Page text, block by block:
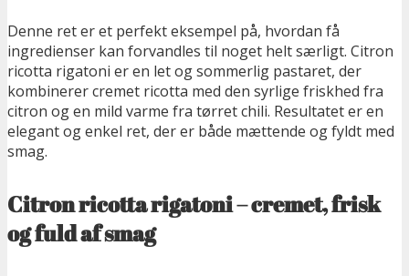
Denne ret er et perfekt eksempel på, hvordan få
ingredienser kan forvandles til noget helt særligt. Citron
ricotta rigatoni er en let og sommerlig pastaret, der
kombinerer cremet ricotta med den syrlige friskhed fra
citron og en mild varme fra tørret chili. Resultatet er en
elegant og enkel ret, der er både mættende og fyldt med
smag.
Citron ricotta rigatoni – cremet, frisk
og fuld af smag